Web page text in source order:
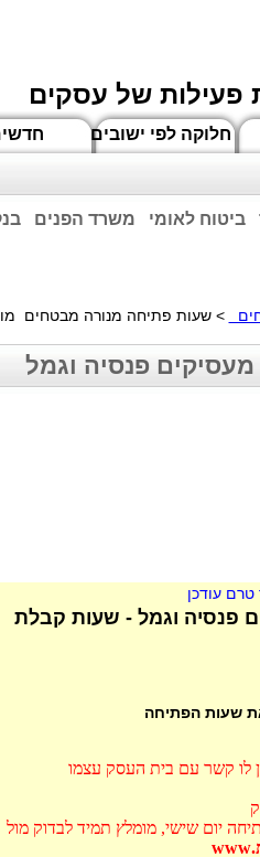
של עסקים
חלוקה לפי ישובים
משרד הפנים ביטוח לאומי
> שעות פתיחה מנורה מבטחים
פנסיה וגמל
עודכן
פנסיה וגמל - שעות קבלת
שעות הפתיחה
לו קשר עם בית העסק עצמו
יום שישי, מומלץ תמיד לבדוק מול